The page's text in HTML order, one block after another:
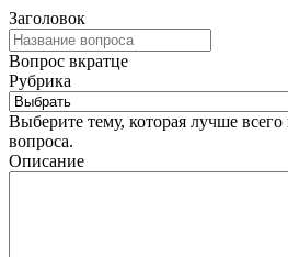
Заголовок
Вопрос вкратце
Рубрика
Выберите тему, которая лучше
вопроса.
Описание